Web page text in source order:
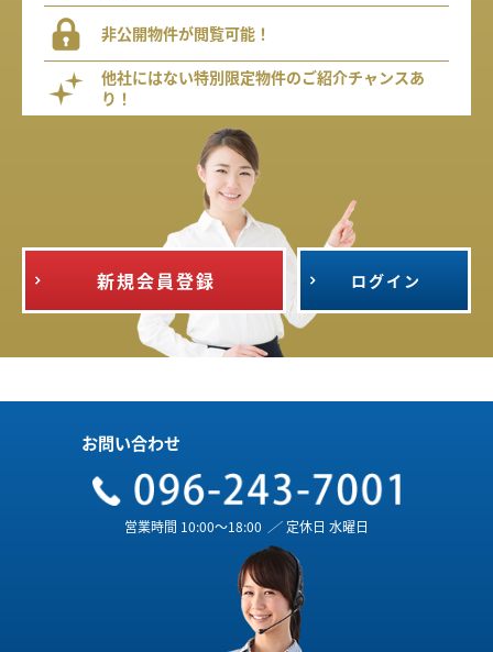
非公開物件が閲覧可能！
他社にはない特別限定物件のご紹介チャンスあ
り！
新規会員登録 ログイン
お問い合わせ
営業時間 10:00～18:00 ／ 定休日 水曜日